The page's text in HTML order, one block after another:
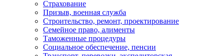
Страхование
Призыв, военная служба
Строительство, ремонт, проектирование
Семейное право, алименты
Таможенные процедуры
Социальное обеспечение, пенсии